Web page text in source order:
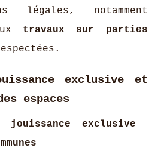
légales, notamment
travaux sur parties
exclusive et
espaces
jouissance exclusive